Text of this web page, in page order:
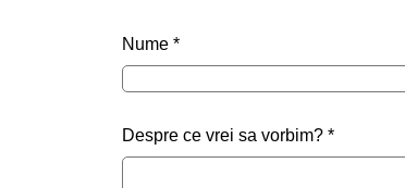
Nume *
Despre ce vrei sa vorbim? *